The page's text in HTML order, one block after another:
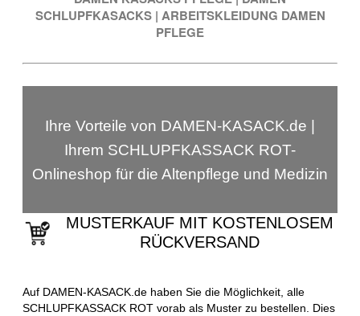
SCHLUPFKASACKS | ARBEITSKLEIDUNG DAMEN
PFLEGE
Ihre Vorteile von DAMEN-KASACK.de |
Ihrem SCHLUPFKASSACK ROT-
Onlineshop für die Altenpflege und Medizin
MUSTERKAUF MIT KOSTENLOSEM
RÜCKVERSAND
Auf DAMEN-KASACK.de haben Sie die Möglichkeit, alle
SCHLUPFKASSACK ROT vorab als Muster zu bestellen. Dies